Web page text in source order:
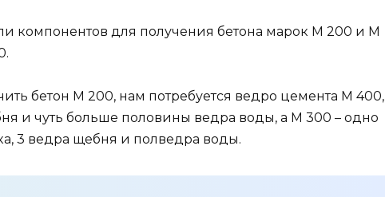
компонентов для получения бетона марок М 200 и М
бетон М 200, нам потребуется ведро цемента М 400,
и чуть больше половины ведра воды, а М 300 – одно
3 ведра щебня и полведра воды.